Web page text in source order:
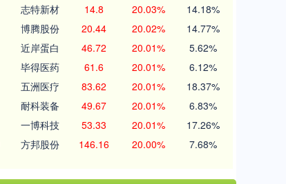
志特新材 14.8 20.03% 14.18%
博腾股份 20.44 20.02% 14.77%
近岸蛋白 46.72 20.01% 5.62%
毕得医药 61.6 20.01% 6.12%
五洲医疗 83.62 20.01% 18.37%
耐科装备 49.67 20.01% 6.83%
一博科技 53.33 20.01% 17.26%
方邦股份 146.16 20.00% 7.68%